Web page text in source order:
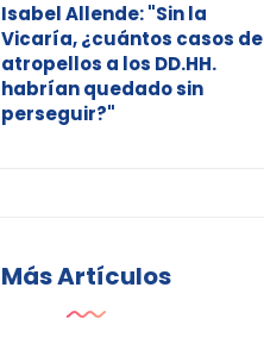
Isabel Allende: "Sin la
Vicaría, ¿cuántos casos de
atropellos a los DD.HH.
habrían quedado sin
perseguir?"
Más Artículos